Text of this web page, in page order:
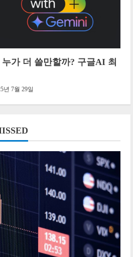
가 더 쓸만할까? 구글AI 최
년 7월 29일